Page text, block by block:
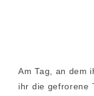
Am Tag, an dem
ihr die gefrorene